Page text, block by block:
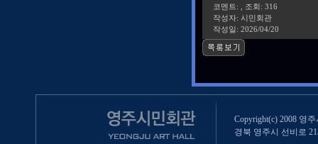
코멘트: , 조회: 316
작성자: 시민회관
작성일: 2026/04/20
Copyright(c) 2008 영
경북 영주시 선비로